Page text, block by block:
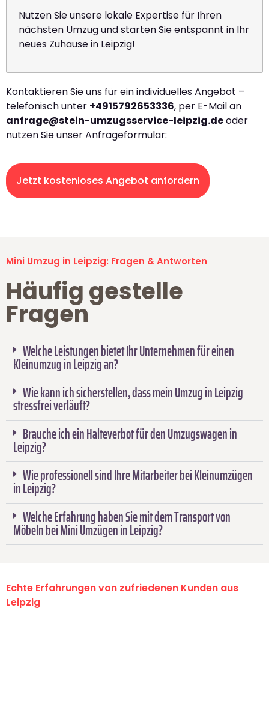
Nutzen Sie unsere lokale Expertise für Ihren
nächsten Umzug und starten Sie entspannt in Ihr
neues Zuhause in Leipzig!
Kontaktieren Sie uns für ein individuelles Angebot –
telefonisch unter +4915792653336, per E-Mail an
anfrage@stein-umzugsservice-leipzig.deoder
nutzen Sie unser Anfrageformular:
Jetzt kostenloses Angebot anfordern
Mini Umzug in Leipzig: Fragen & Antworten
Häufig gestelle
Fragen
Welche Leistungen bietet Ihr Unternehmen für einen
Kleinumzug in Leipzig an?
Wie kann ich sicherstellen, dass mein Umzug in Leipzig
stressfrei verläuft?
Brauche ich ein Halteverbot für den Umzugswagen in
Leipzig?
Wie professionell sind Ihre Mitarbeiter bei Kleinumzügen
in Leipzig?
Welche Erfahrung haben Sie mit dem Transport von
Möbeln bei Mini Umzügen in Leipzig?
Echte Erfahrungen von zufriedenen Kunden aus
Leipzig